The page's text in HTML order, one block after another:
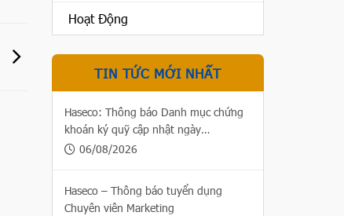
Hoạt Động
TIN TỨC MỚI NHẤT
Haseco: Thông báo Danh mục chứng
khoán ký quỹ cập nhật ngày
06/08/2026
06/08/2026
Haseco – Thông báo tuyển dụng
Chuyên viên Marketing